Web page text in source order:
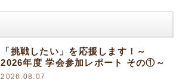
「挑戦したい」を応援します！～
2026年度 学会参加レポート その①～
2026.08.07